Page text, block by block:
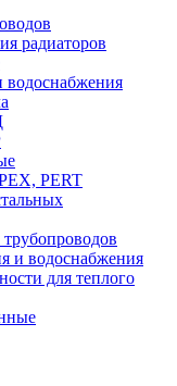
радиаторов
водоснабжения
PERT
и водоснабжения
для теплого